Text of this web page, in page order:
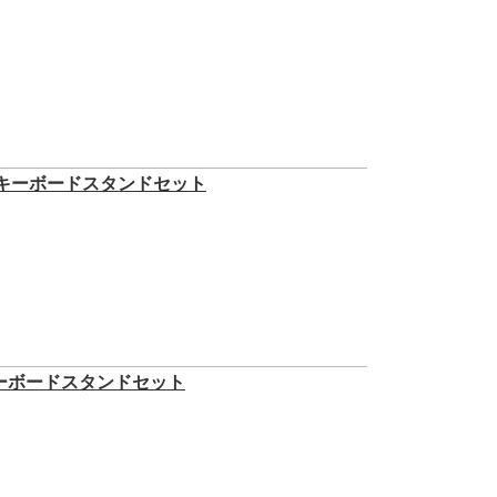
ボードスタンドセット
ードスタンドセット